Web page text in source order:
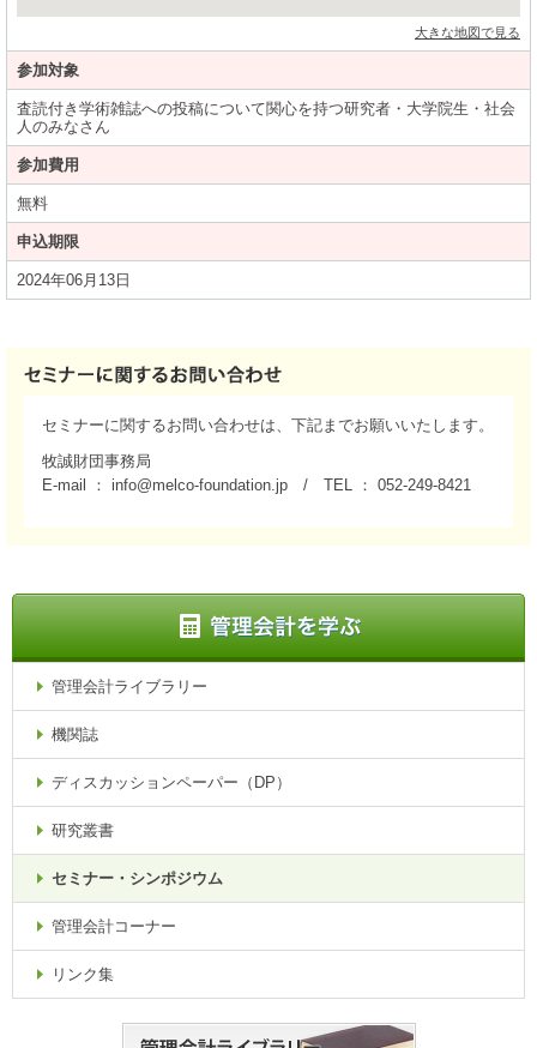
大きな地図で見る
参加対象
査読付き学術雑誌への投稿について関心を持つ研究者・大学院生・社会
人のみなさん
参加費用
無料
申込期限
2024年06月13日
セミナーに関するお問い合わせは、下記までお願いいたします。
牧誠財団事務局
E-mail ： info@melco-foundation.jp / TEL ： 052-249-8421
管理会計ライブラリー
機関誌
ディスカッションペーパー（DP）
研究叢書
セミナー・シンポジウム
管理会計コーナー
リンク集